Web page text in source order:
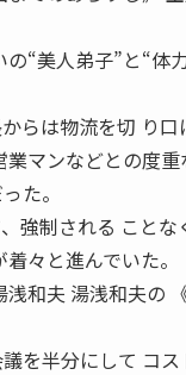
“美人弟子”と“体
らは物流を切 り
マンなどとの度
た。
強制される こと
々と進んでいた。
和夫 湯浅和夫の
を半分にして コ